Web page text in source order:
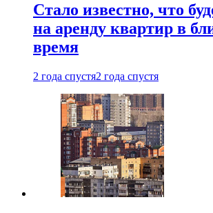
Стало известно, что
на аренду квартир в
время
2 года спустя2 года спустя